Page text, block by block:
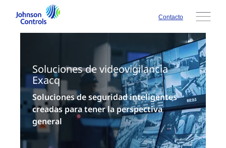
Contacto
Soluciones de videovigilancia
Exacq
Soluciones de seguridad inteligentes
creadas para tener la perspectiva
general